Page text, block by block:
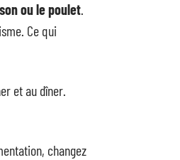
ou le poulet.
Ce qui
et au dîner.
changez